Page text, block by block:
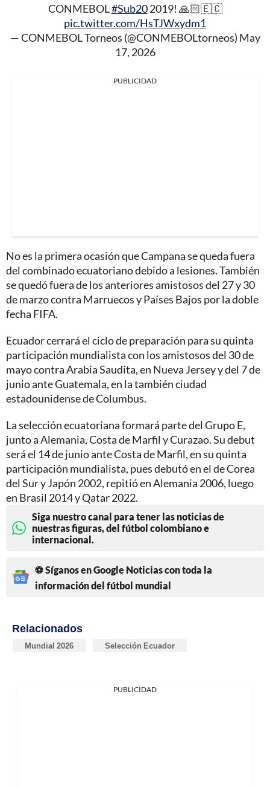
CONMEBOL#Sub202019! 🙏🏻🇪🇨
pic.twitter.com/HsTJWxydm1
— CONMEBOL Torneos (@CONMEBOLtorneos) May
17, 2026
PUBLICIDAD
No es la primera ocasión que Campana se queda fuera
del combinado ecuatoriano debido a lesiones. También
se quedó fuera de los anteriores amistosos del 27 y 30
de marzo contra Marruecos y Países Bajos por la doble
fecha FIFA.
Ecuador cerrará el ciclo de preparación para su quinta
participación mundialista con los amistosos del 30 de
mayo contra Arabia Saudita, en Nueva Jersey y del 7 de
junio ante Guatemala, en la también ciudad
estadounidense de Columbus.
La selección ecuatoriana formará parte del Grupo E,
junto a Alemania, Costa de Marfil y Curazao. Su debut
será el 14 de junio ante Costa de Marfil, en su quinta
participación mundialista, pues debutó en el de Corea
del Sur y Japón 2002, repitió en Alemania 2006, luego
en Brasil 2014 y Qatar 2022.
Siga nuestro canal para tener las noticias de
nuestras figuras, del fútbol colombiano e
internacional.
⚽ Síganos en Google Noticias con toda la
información del fútbol mundial
Relacionados
Mundial 2026 Selección Ecuador
PUBLICIDAD